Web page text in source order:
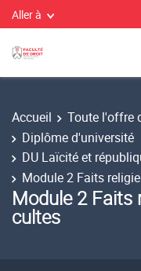
Aller à
Accueil
Toute l'offre
Diplôme d'université
DU Laïcité et
Module 2 Faits
Module 2 Faits
cultes